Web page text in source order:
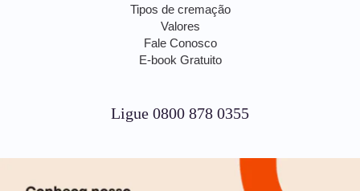
Tipos de cremação
Valores
Fale Conosco
E-book Gratuito
Ligue 0800 878 0355